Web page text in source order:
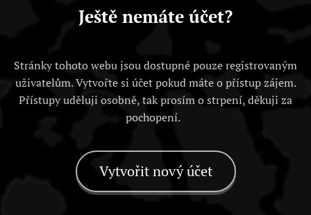
Ještě nemáte účet?
Stránky tohoto webu jsou dostupné pouze registrovaným
uživatelům. Vytvořte si účet pokud máte o přístup zájem.
Přístupy uděluji osobně, tak prosím o strpení, děkuji za
pochopení.
Vytvořit nový účet